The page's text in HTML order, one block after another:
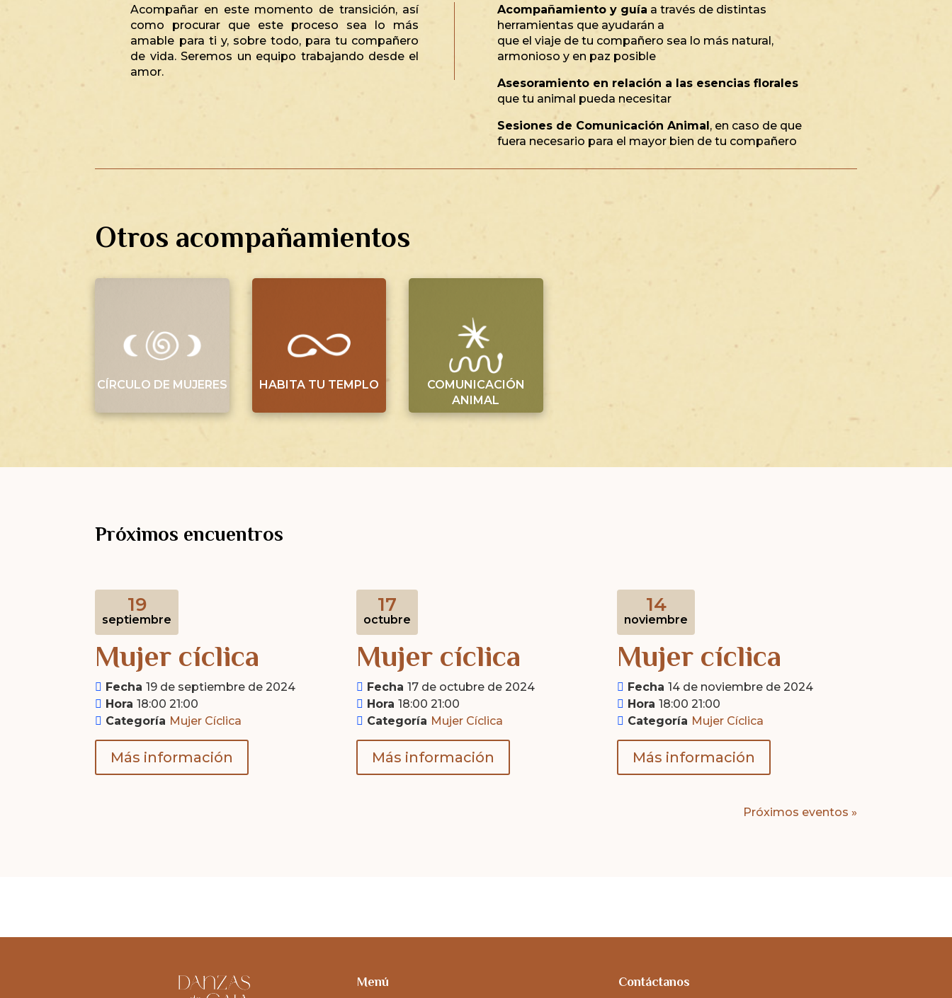
Acompañar en este momento de transición, así
como procurar que este proceso sea lo más
amable para ti y, sobre todo, para tu compañero
de vida. Seremos un equipo trabajando desde el
amor.
Acompañamiento y guía a través de distintas
herramientas que ayudarán a
que el viaje de tu compañero sea lo más natural,
armonioso y en paz posible
Asesoramiento en relación a las esencias florales
que tu animal pueda necesitar
Sesiones de Comunicación Animal, en caso de que
fuera necesario para el mayor bien de tu compañero
Otros acompañamientos
CÍRCULO DE MUJERES HABITA TU TEMPLO
COMUNICACIÓN
ANIMAL
Próximos encuentros
19
septiembre
Mujer cíclica
Fecha19 de septiembre de 2024
Hora18:00 21:00
Categoría Mujer Cíclica
Más información
17
octubre
Mujer cíclica
Fecha 17 de octubre de 2024
Hora 18:00 21:00
Categoría Mujer Cíclica
Más información
14
noviembre
Mujer cíclica
Fecha14 de noviembre de 2024
Hora18:00 21:00
Categoría Mujer Cíclica
Más información
Próximos eventos »
Menú Contáctanos